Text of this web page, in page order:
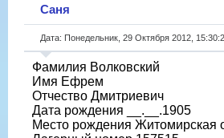
Саня
Дата: Понедельник, 29 Октября 2012,
Фамилия Волковский
Имя Ефрем
Отчество Дмитриевич
Дата рождения __.__.1905
Место рождения Житомирская